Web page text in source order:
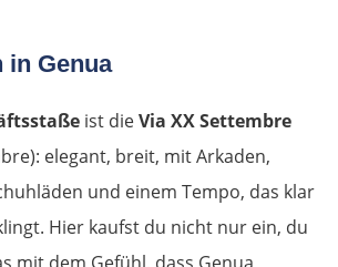
in Genua
ist dieVia XX Settembre
elegant, breit, mit Arkaden,
und einem Tempo, das klar
Hier kaufst du nicht nur ein, du
mit dem Gefühl, dass Genua